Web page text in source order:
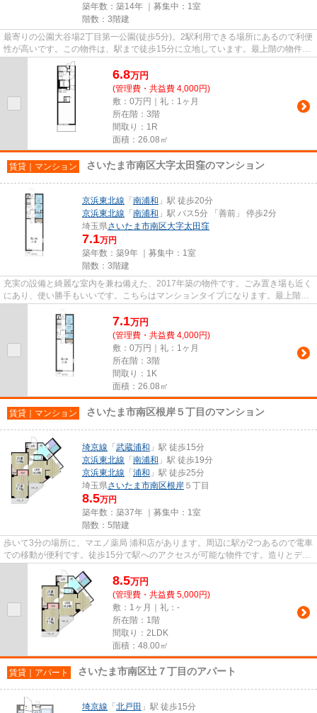
築年数：築14年 ｜募集中： 1室
階数：3階建
最寄りの公園大谷場2丁目第一公園(徒歩5分)。2駅利用できる場所にあるので利便
性が高いです。この物件は、駅まで徒歩15分に立地しています。最上階の物件で
す。さいたま市南区エリアに...
6.8万円
(管理費・共益費 4,000円)
敷：0万円｜礼：1ヶ月
所在階：3階
間取り：1R
面積：26.08㎡
賃貸｜マンション さいたま市南区大字太田窪のマンション
京浜東北線 「 南浦和 」駅 徒歩20分
京浜東北線 「 南浦和 」駅 バス5分 「善前」 停歩2分
埼玉県さいたま市南区大字太田窪
7.1万円
築年数：築9年 ｜募集中： 1室
階数：3階建
充実の設備と綺麗な室内を兼ね備えた、2017年築の物件です。ごみ置き場も近く
にあり、使い勝手もいいです。こちらはマンションタイプになります。最上階の
7.1万円
(管理費・共益費 4,000円)
敷：0万円｜礼：1ヶ月
所在階：3階
間取り：1K
面積：26.08㎡
賃貸｜マンション さいたま市南区根岸５丁目のマンション
埼京線 「 武蔵浦和 」駅 徒歩15分
京浜東北線 「 南浦和 」駅 徒歩19分
京浜東北線 「 浦和 」駅 徒歩25分
埼玉県さいたま市南区根岸 ５丁目
8.5万円
築年数：築37年 ｜募集中： 1室
階数：5階建
歩いて3分の場所に、マエノ薬局 浦和店があります。周辺に駅が2つあるので電車
での移動が便利です。徒歩15分で駅へのアクセスが可能な物件です。造りとデザ
8.5万円
(管理費・共益費 5,000円)
敷：1ヶ月｜礼：-
所在階：1階
間取り：2LDK
面積：48.00㎡
賃貸｜アパート さいたま市南区辻７丁目のアパート
埼京線 「 北戸田 」駅 徒歩15分